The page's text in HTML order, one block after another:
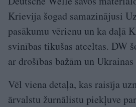
Krievija šogad samazinājusi
pasākumu vērienu un ka daļā
svinības tikušas atceltas. DW
ar drošības bažām un
Vēl viena detaļa, kas raisīja
ārvalstu žurnālistu piekļuve